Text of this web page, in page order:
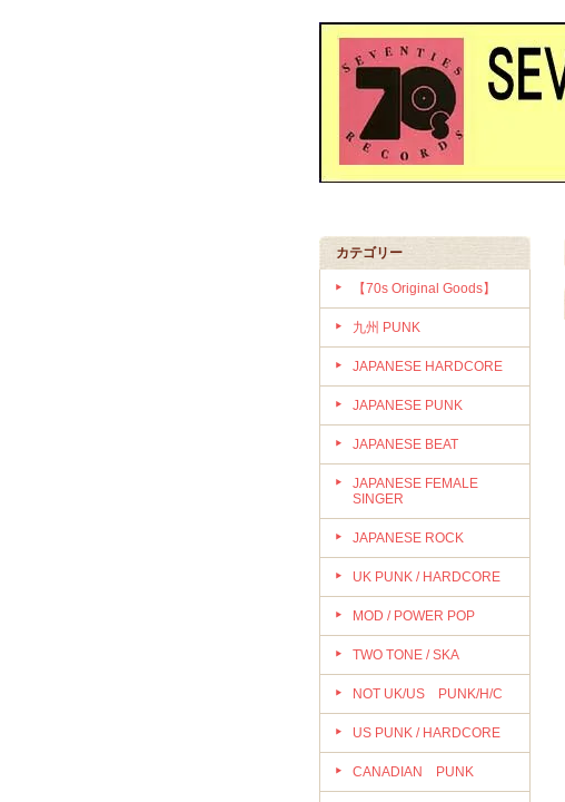
カテゴリー
【70s Original Goods】
九州 PUNK
JAPANESE HARDCORE
JAPANESE PUNK
JAPANESE BEAT
JAPANESE FEMALE
SINGER
JAPANESE ROCK
UK PUNK / HARDCORE
MOD / POWER POP
TWO TONE / SKA
NOT UK/US PUNK/H/C
US PUNK / HARDCORE
CANADIAN PUNK